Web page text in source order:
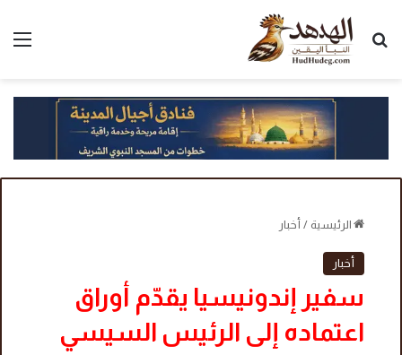
بحث عن
الرئيسية / أخبار
أخبار
سفير إندونيسيا يقدّم أوراق
اعتماده إلى الرئيس السيسي